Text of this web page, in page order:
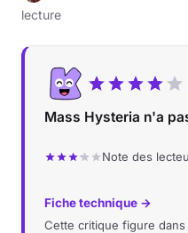
lecture
Mass Hysteria n'a
Note des
Fiche technique →
Cette critique figure dans